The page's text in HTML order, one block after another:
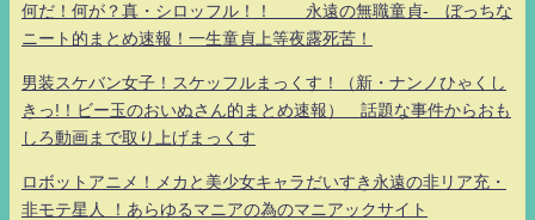
何だ！何が？真・シロッフル！！ 永遠の無職童貞- ぼっちな
ニート的まとめ速報！一生童貞上等夜露死苦！
男装スケバン女子！スケッフルまっくす！（新・ナンノひゃくし
きっ!！ビー玉のおいぬさん的まとめ速報） 話題な事件からおも
しろ動画まで取り上げまっくす
ロボットアニメ！メカと美少女キャラだいすき永遠の非リア充・
非モテ星人 ！あらゆるマニアの為のマニアックサイト